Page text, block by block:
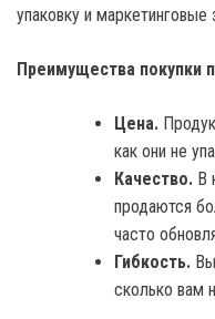
упаковку и маркетинговые
Преимущества покупки
Цена.
как они не
Качество. В
продаются
часто
Гибкость.
сколько вам